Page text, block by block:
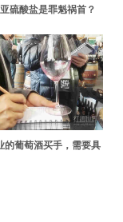
硫酸盐是罪魁祸首？
的葡萄酒买手，需要具